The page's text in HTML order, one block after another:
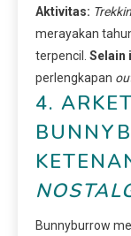
Aktivitas:
merayakan
terpencil. Selain
perlengkapan
4.
Bunnyburrow